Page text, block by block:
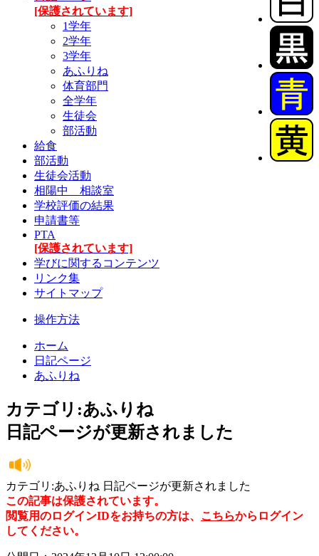
[保護されています]
1学年
2学年
3学年
あふりね
体育部門
全学年
生徒会
部活動
給食
部活動
生徒会活動
相陽中 相談室
学校評価の結果
申請書等
PTA
[保護されています]
学びに関するコンテンツ
リンク集
サイトマップ
操作方法
ホーム
日記ページ
あふりね
カテゴリ:あふりね
日記ページが更新されました
カテゴリ:あふりね 日記ページが更新されました
この記事は保護されています。
閲覧用のログインIDをお持ちの方は、 こちらからログイン
してください。